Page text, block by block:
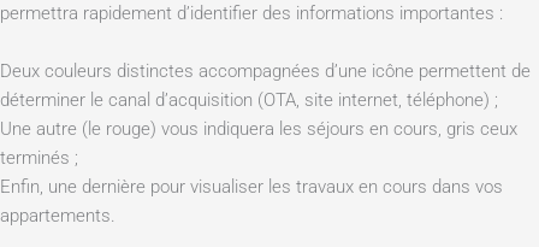
permettra rapidement d’identifier des informations importantes :
Deux couleurs distinctes accompagnées d’une icône permettent de
déterminer le canal d’acquisition (OTA, site internet, téléphone) ;
Une autre (le rouge) vous indiquera les séjours en cours, gris ceux
terminés ;
Enfin, une dernière pour visualiser les travaux en cours dans vos
appartements.